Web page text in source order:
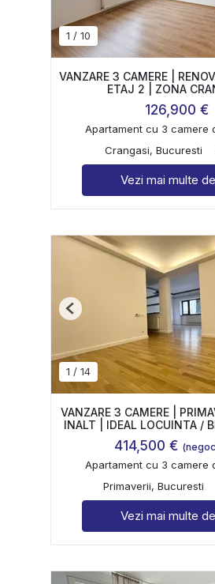
1 / 10
VANZARE 3 CAMERE |
ETAJ 2 | ZONA
126,900 €
Apartament cu 3 camere
Crangasi, Bucuresti
Vezi mai multe
1 / 14
Previous
VANZARE 3 CAMERE |
INALT | IDEAL LOCUINTA /
414,500 €
Apartament cu 3 camere
Primaverii, Bucuresti
Vezi mai multe